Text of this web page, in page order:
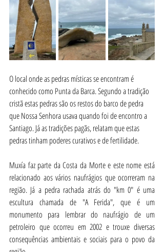
O local onde as pedras místicas se encontram é
conhecido como Punta da Barca. Segundo a tradição
cristã estas pedras são os restos do barco de pedra
que Nossa Senhora usava quando foi de encontro a
Santiago. Já as tradições pagãs, relatam que estas
pedras tinham poderes curativos e de fertilidade.
Muxía faz parte da Costa da Morte e este nome está
relacionado aos vários naufrágios que ocorreram na
região. Já a pedra rachada atrás do "km 0" é uma
escultura chamada de "A Ferida", que é um
monumento para lembrar do naufrágio de um
petroleiro que ocorreu em 2002 e trouxe diversas
consequências ambientais e sociais para o povo da